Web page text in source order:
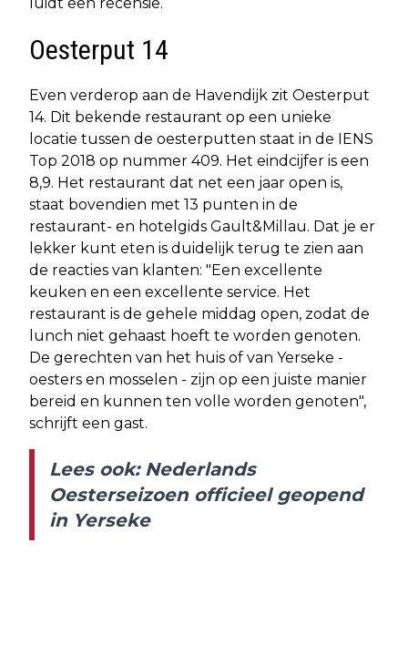
Oesterput 14
Even verderop aan de Havendijk zit Oesterput
14. Dit bekende restaurant op een unieke
locatie tussen de oesterputten staat in de IENS
Top 2018 op nummer 409. Het eindcijfer is een
8,9. Het restaurant dat net een jaar open is,
staat bovendien met 13 punten in de
restaurant- en hotelgids Gault&Millau. Dat je er
lekker kunt eten is duidelijk terug te zien aan
de reacties van klanten: "Een excellente
keuken en een excellente service. Het
restaurant is de gehele middag open, zodat de
lunch niet gehaast hoeft te worden genoten.
De gerechten van het huis of van Yerseke -
oesters en mosselen - zijn op een juiste manier
bereid en kunnen ten volle worden genoten",
schrijft een gast.
Lees ook: Nederlands
Oesterseizoen officieel geopend
in Yerseke